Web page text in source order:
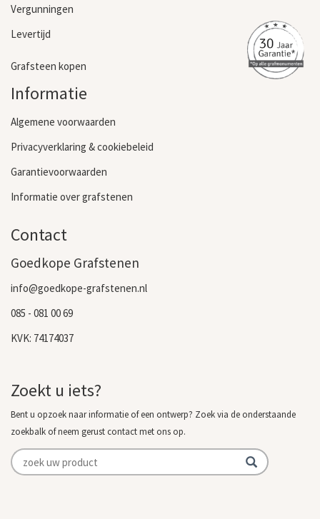
Vergunningen
Levertijd
Grafsteen kopen
Informatie
Algemene voorwaarden
Privacyverklaring & cookiebeleid
Garantievoorwaarden
Informatie over grafstenen
Contact
Goedkope Grafstenen
info@goedkope-grafstenen.nl
085 - 081 00 69
KVK: 74174037
Zoekt u iets?
Bent u opzoek naar informatie of een ontwerp? Zoek via de onderstaande
zoekbalk of neem gerust contact met ons op.